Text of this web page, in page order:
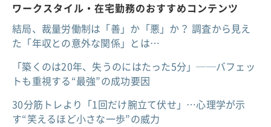
ワークスタイル・在宅勤務のおすすめコンテンツ
結局、裁量労働制は「善」か「悪」か？ 調査から見え
た「年収との意外な関係」とは…
「築くのは20年、失うのにはたった5分」──バフェッ
トも重視する“最強”の成功要因
30分筋トレより「1回だけ腕立て伏せ」…心理学が示
す“笑えるほど小さな一歩”の威力